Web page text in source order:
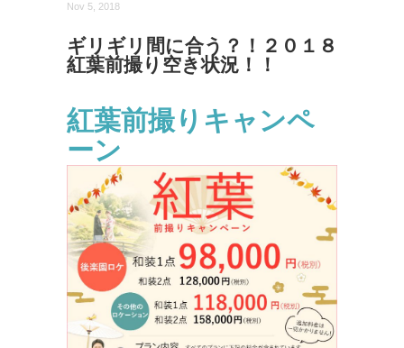
Nov 5, 2018
ギリギリ間に合う？！２０１８
紅葉前撮り空き状況！！
紅葉前撮りキャンペ
ーン